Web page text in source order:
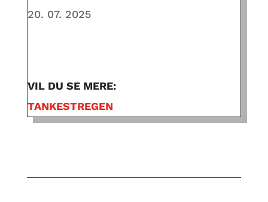
20. 07. 2025
VIL DU SE MERE:
TANKESTREGEN